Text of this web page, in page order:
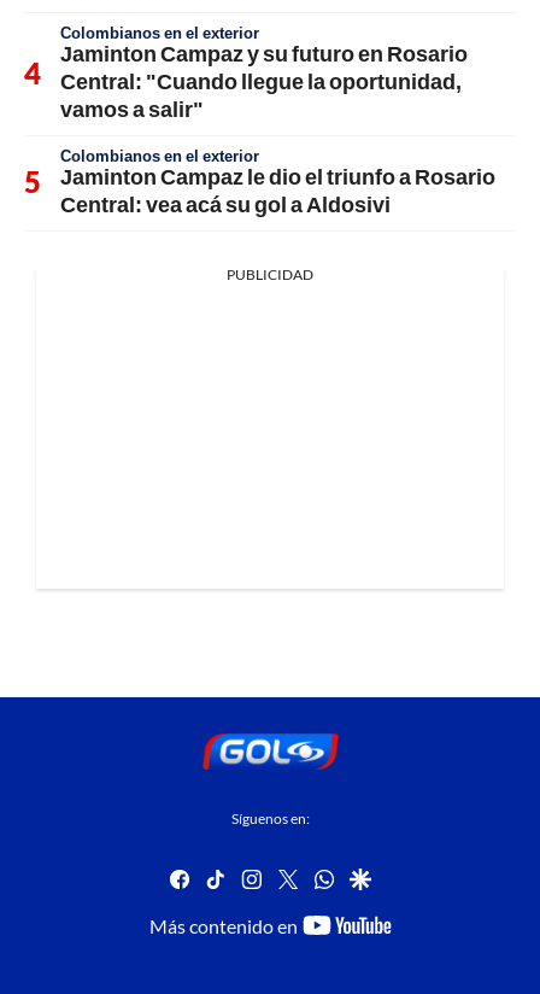
Colombianos en el exterior
Jaminton Campaz y su futuro en Rosario
Central: "Cuando llegue la oportunidad,
vamos a salir"
Colombianos en el exterior
Jaminton Campaz le dio el triunfo a Rosario
Central: vea acá su gol a Aldosivi
PUBLICIDAD
Síguenos en:
facebook
tiktok instagram
twitterwhatsapp
google
Más contenido en
youtube-